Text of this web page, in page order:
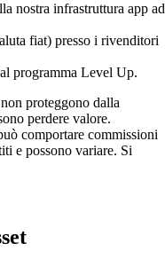
nostra infrastruttura app ad
fiat) presso i rivenditori
programma Level Up.
proteggono dalla
perdere valore.
comportare commissioni
e possono variare. Si